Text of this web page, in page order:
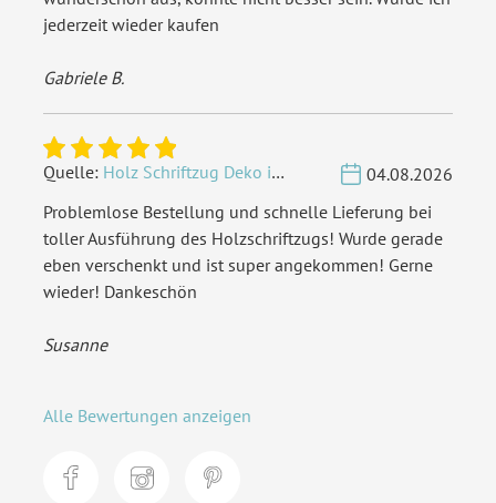
jederzeit wieder kaufen
Gabriele B.
Quelle: Holz Schriftzug Deko individuell - Wunschname
04.08.2026
Problemlose Bestellung und schnelle Lieferung bei
toller Ausführung des Holzschriftzugs! Wurde gerade
eben verschenkt und ist super angekommen! Gerne
wieder! Dankeschön
Susanne
Alle Bewertungen anzeigen